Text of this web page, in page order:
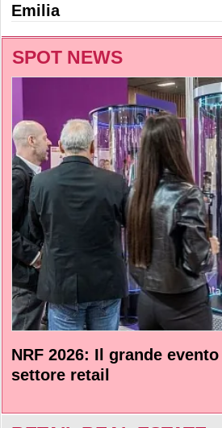
Emilia
SPOT NEWS
NRF 2026: Il grande
settore retail